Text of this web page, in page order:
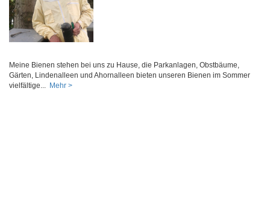
Meine Bienen stehen bei uns zu Hause, die Parkanlagen, Obstbäume,
Gärten, Lindenalleen und Ahornalleen bieten unseren Bienen im Sommer
vielfältige... Mehr >